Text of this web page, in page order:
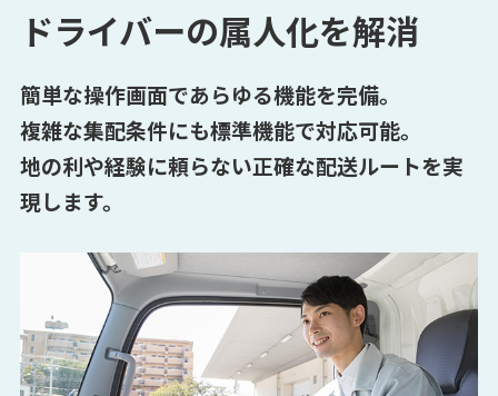
ドライバーの属人化を解消
簡単な操作画面であらゆる機能を完備。
複雑な集配条件にも標準機能で対応可能。
地の利や経験に頼らない正確な配送ルートを実
現します。